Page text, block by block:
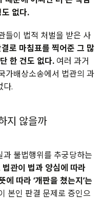
도 없다.
들이 법적 처벌을 받은 사
로 마침표를 찍어준 그 많
단 한 건도 없다. 여러 과거
가배상소송에서 법관의 과
다.
지 않을까
과 불법행위를 추궁당하는
법관이 법과 양심에 따라
에 따라‘개판을 쳤는지’는
본인 판결 문제로 증인으